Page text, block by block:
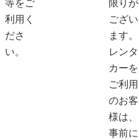
等をご
利用く
ださ
い。
限りが
ござい
ます。
レンタ
カーを
ご利用
のお客
様は、
事前に